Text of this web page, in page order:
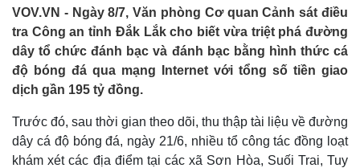
Việc làm
Biển đảo
VOV.VN - Ngày 8/7, Văn phòng Cơ quan Cảnh sát điều
tra Công an tỉnh Đắk Lắk cho biết vừa triệt phá đường
dây tổ chức đánh bạc và đánh bạc bằng hình thức cá
độ bóng đá qua mạng Internet với tổng số tiền giao
dịch gần 195 tỷ đồng.
Trước đó, sau thời gian theo dõi, thu thập tài liệu về đường
dây cá độ bóng đá, ngày 21/6, nhiều tổ công tác đồng loạt
khám xét các địa điểm tại các xã Sơn Hòa, Suối Trai, Tuy